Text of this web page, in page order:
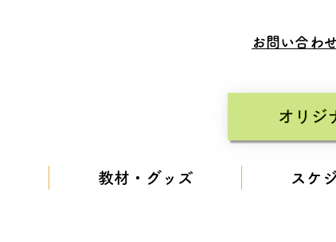
お問い合わ
オリジ
教材・グッズ スケ